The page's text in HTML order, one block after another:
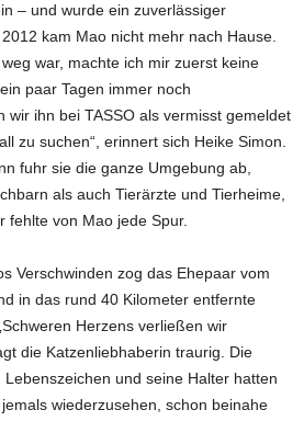
– und wurde ein zuverlässiger
kam Mao nicht mehr nach Hause.
weg war, machte ich mir zuerst keine
paar Tagen immer noch
wir ihn bei TASSO als vermisst gemeldet
zu suchen“, erinnert sich Heike Simon.
fuhr sie die ganze Umgebung ab,
als auch Tierärzte und Tierheime,
fehlte von Mao jede Spur.
Verschwinden zog das Ehepaar vom
in das rund 40 Kilometer entfernte
Herzens verließen wir
die Katzenliebhaberin traurig. Die
und seine Halter hatten
wiederzusehen, schon beinahe